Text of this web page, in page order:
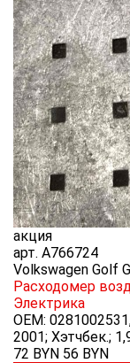
акция
арт. A766724
Volkswagen Golf
Расходомер
Электрика
OEM:
2001; Хэтчбек.;
72 BYN 56 BYN